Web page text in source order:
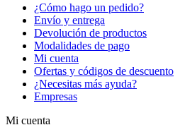
¿Cómo hago un pedido?
Envío y entrega
Devolución de productos
Modalidades de pago
Mi cuenta
Ofertas y códigos de descuento
¿Necesitas más ayuda?
Empresas
Mi cuenta